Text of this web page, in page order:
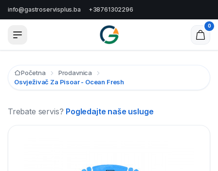
info@gastroservisplus.ba +38761302296
0
Početna
Prodavnica
Osvježivač Za Pisoar - Ocean Fresh
Trebate servis? Pogledajte naše usluge